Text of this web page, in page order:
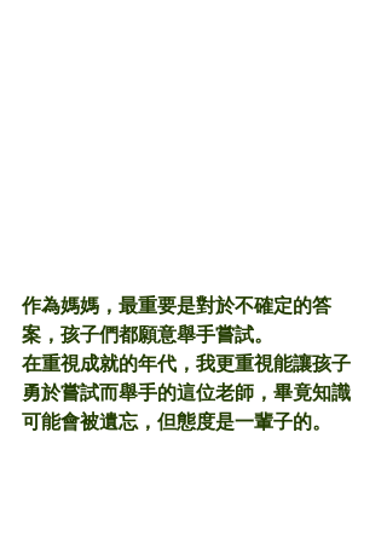
作為媽媽，最重要是對於不確定的答
案，孩子們都願意舉手嘗試。
在重視成就的年代，我更重視能讓孩子
勇於嘗試而舉手的這位老師，畢竟知識
可能會被遺忘，但態度是一輩子的。